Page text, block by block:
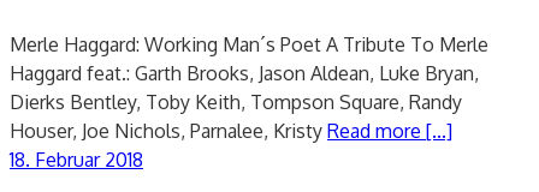
Merle Haggard: Working Man´s Poet A Tribute To Merle
Haggard feat.: Garth Brooks, Jason Aldean, Luke Bryan,
Dierks Bentley, Toby Keith, Tompson Square, Randy
Houser, Joe Nichols, Parnalee, Kristy Read more [...]
Veröffentlicht
18. Februar 2018